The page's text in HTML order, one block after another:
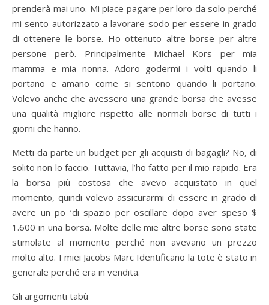
prenderà mai uno. Mi piace pagare per loro da solo perché
mi sento autorizzato a lavorare sodo per essere in grado
di ottenere le borse. Ho ottenuto altre borse per altre
persone però. Principalmente Michael Kors per mia
mamma e mia nonna. Adoro godermi i volti quando li
portano e amano come si sentono quando li portano.
Volevo anche che avessero una grande borsa che avesse
una qualità migliore rispetto alle normali borse di tutti i
giorni che hanno.
Metti da parte un budget per gli acquisti di bagagli? No, di
solito non lo faccio. Tuttavia, l’ho fatto per il mio rapido. Era
la borsa più costosa che avevo acquistato in quel
momento, quindi volevo assicurarmi di essere in grado di
avere un po ‘di spazio per oscillare dopo aver speso $
1.600 in una borsa. Molte delle mie altre borse sono state
stimolate al momento perché non avevano un prezzo
molto alto. I miei Jacobs Marc Identificano la tote è stato in
generale perché era in vendita.
Gli argomenti tabù